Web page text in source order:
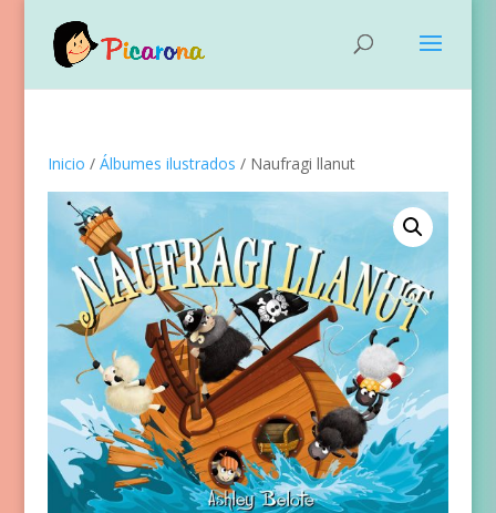
Inicio / Álbumes ilustrados / Naufragi llanut